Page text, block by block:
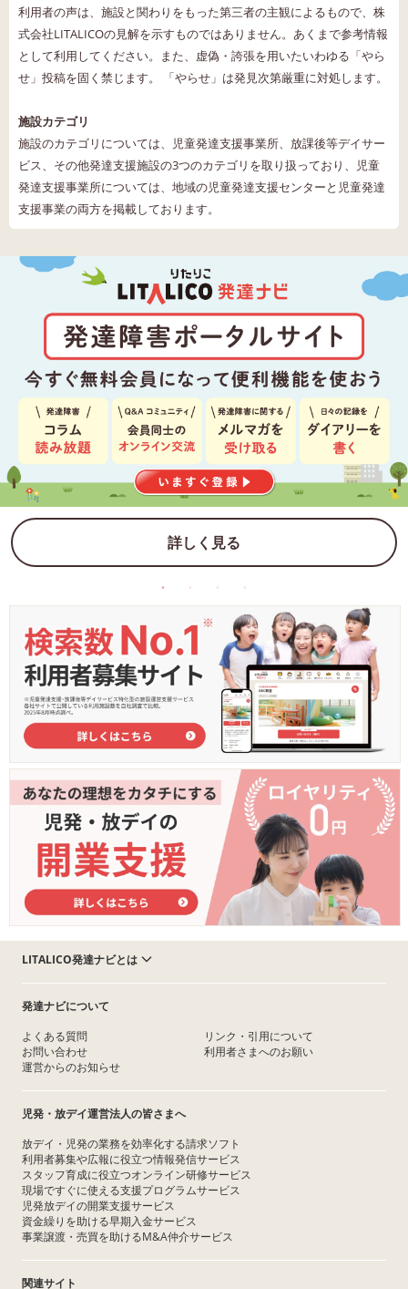
利用者の声は、施設と関わりをもった第三者の主観によるもので、株
式会社LITALICOの見解を示すものではありません。あくまで参考情報
として利用してください。また、虚偽・誇張を用いたいわゆる「やら
せ」投稿を固く禁じます。 「やらせ」は発見次第厳重に対処します。
施設カテゴリ
施設のカテゴリについては、児童発達支援事業所、放課後等デイサー
ビス、その他発達支援施設の3つのカテゴリを取り扱っており、児童
発達支援事業所については、地域の児童発達支援センターと児童発達
支援事業の両方を掲載しております。
詳しく見る
LITALICO発達ナビとは
発達ナビについて
よくある質問
お問い合わせ
運営からのお知らせ
リンク・引用について
利用者さまへのお願い
児発・放デイ運営法人の皆さまへ
放デイ・児発の業務を効率化する請求ソフト
利用者募集や広報に役立つ情報発信サービス
スタッフ育成に役立つオンライン研修サービス
現場ですぐに使える支援プログラムサービス
児発放デイの開業支援サービス
資金繰りを助ける早期入金サービス
事業譲渡・売買を助けるM&A仲介サービス
関連サイト